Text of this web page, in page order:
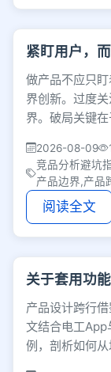
紧盯用户，
做产品不应只
界创新。过度
界。破局关键
2026-08-09
竞品分析避坑
产品边界,产品
阅读全文
关于套用功
产品设计跨行
文结合电工App
例，剖析如何